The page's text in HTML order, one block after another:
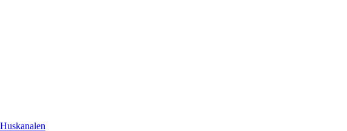
Huskanalen